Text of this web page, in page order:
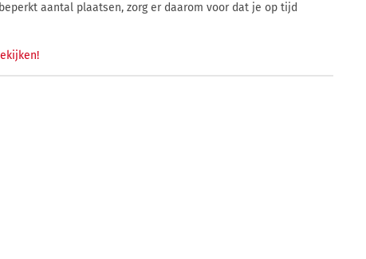
aantal plaatsen, zorg er daarom voor dat je op tijd